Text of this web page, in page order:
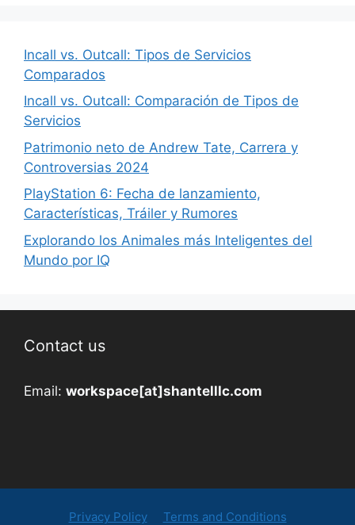
Incall vs. Outcall: Tipos de Servicios
Comparados
Incall vs. Outcall: Comparación de Tipos de
Servicios
Patrimonio neto de Andrew Tate, Carrera y
Controversias 2024
PlayStation 6: Fecha de lanzamiento,
Características, Tráiler y Rumores
Explorando los Animales más Inteligentes del
Mundo por IQ
Contact us
Email: workspace[at]shantelllc.com
Privacy Policy Terms and Conditions